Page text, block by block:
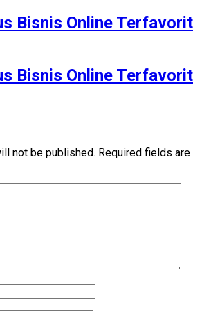
Bisnis Online Terfavorit
Bisnis Online Terfavorit
not be published. Required fields are